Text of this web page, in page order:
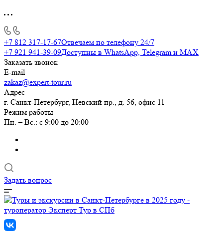
+7 812 317-17-67Отвечаем по телефону 24/7
+7 921 941-39-09Доступны в WhatsApp, Telegram и MAX
Заказать звонок
E-mail
zakaz@expert-tour.ru
Адрес
г. Санкт-Петербург, Невский пр., д. 56, офис 11
Режим работы
Пн. – Вс.: с 9:00 до 20:00
Задать вопрос